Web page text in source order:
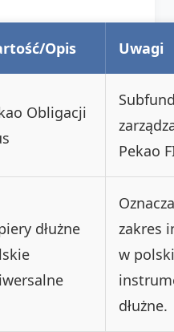
Opis Uwagi
Obligacji
Pekao
dłużne
zakres
w
dłużne.